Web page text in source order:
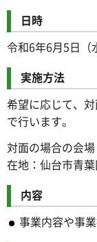
日時
令和6年6月5日（
実施方法
希望に応じて、
で行います。
対面の場合の会
在地：仙台市青葉
内容
事業内容や事